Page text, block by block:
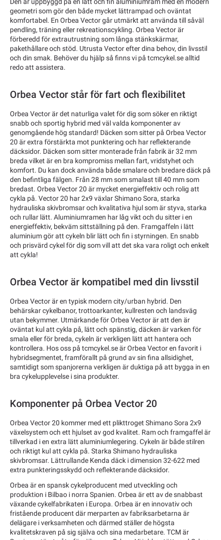
Den är uppbyggd på en lätt och fin aluminiumram med en modern
geometri som gör den både mycket lättrampad och oväntat
komfortabel. En Orbea Vector går utmärkt att använda till såväl
pendling, träning eller rekreationscykling. Orbea Vector är
förberedd för extrautrustning som långa stänkskärmar,
pakethållare och stöd. Utrusta Vector efter dina behov, din livsstil
och din smak. Behöver du hjälp så finns vi på tcmcykel.se alltid
redo att assistera.
Orbea Vector står för fart och flexibilitet
Orbea Vector är det naturliga valet för dig som söker en riktigt
snabb och sportig hybrid med väl valda komponenter av
genomgående hög standard! Däcken som sitter på Orbea Vector
20 är extra förstärkta mot punktering och har reflekterande
däcksidor. Däcken som sitter monterade från fabrik är 32 mm
breda vilket är en bra kompromiss mellan fart, vridstyhet och
komfort. Du kan dock använda både smalare och bredare däck på
den befintliga fälgen. Från 28 mm som smalast till 40 mm som
bredast. Orbea Vector 20 är mycket energieffektiv och rolig att
cykla på. Vector 20 har 2x9 växlar Shimano Sora, starka
hydrauliska skivbromsar och kvalitativa hjul som är styva, starka
och rullar lätt. Aluminiumramen har låg vikt och du sitter i en
energieffektiv, bekväm sittställning på den. Framgaffeln i lätt
aluminium gör att cykeln blir lätt och fin i styrningen. En snabb
och prisvärd cykel för dig som vill att det ska vara roligt och enkelt
att cykla!
Orbea Vector är kompatibel med din livsstil
Orbea Vector är en typisk modern city/urban hybrid. Den
behärskar cykelbanor, trottoarkanter, kullresten och landsväg
utan bekymmer. Utmärkande för Orbea Vector är att den är
oväntat kul att cykla på, lätt och spänstig, däcken är varken för
smala eller för breda, cykeln är verkligen lätt att hantera och
kontrollera. Hos oss på tcmcykel.se är Orbea Vector en favorit i
hybridsegmentet, framförallt på grund av sin fina allsidighet,
samtidigt som spanjorerna verkligen är duktiga på att bygga in en
bra cykelupplevelse i sina produkter.
Komponenter på Orbea Vector 20
Orbea Vector 20 kommer med ett plikttroget Shimano Sora 2x9
växelsystem och ett hjulset av god kvalitet. Ram och framgaffel är
tillverkad i en extra lätt aluminiumlegering. Cykeln är både stilren
och riktigt kul att cykla på. Starka Shimano hydrauliska
skivbromsar. Lättrullande Kenda däck i dimension 32-622 med
extra punkteringsskydd och reflekterande däcksidor.
Orbea är en spansk cykelproducent med utveckling och
produktion i Bilbao i norra Spanien. Orbea är ett av de snabbast
växande cykelfabrikaten i Europa. Orbea är en innovativ och
fristående producent där merparten av fabriksarbetarna är
delägare i verksamheten och därmed ställer de högsta
kvalitetskraven på sig själva och sina medarbetare. TCM är